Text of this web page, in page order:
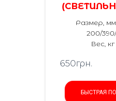
Размер,
200/
Вес,
650грн.
БЫСТРАЯ